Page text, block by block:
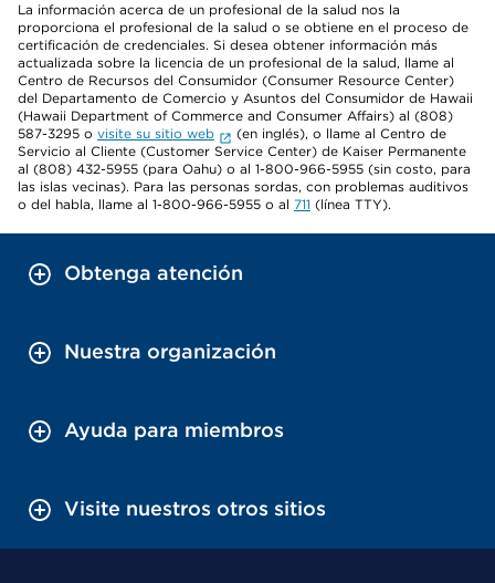
La información acerca de un profesional de la salud nos la
proporciona el profesional de la salud o se obtiene en el proceso de
certificación de credenciales. Si desea obtener información más
actualizada sobre la licencia de un profesional de la salud, llame al
Centro de Recursos del Consumidor (Consumer Resource Center)
del Departamento de Comercio y Asuntos del Consumidor de Hawaii
(Hawaii Department of Commerce and Consumer Affairs) al (808)
587-3295 o visite su sitio web
(en inglés), o llame al Centro de
Servicio al Cliente (Customer Service Center) de Kaiser Permanente
al (808) 432-5955 (para Oahu) o al 1-800-966-5955 (sin costo, para
las islas vecinas). Para las personas sordas, con problemas auditivos
o del habla, llame al 1-800-966-5955 o al 711 (línea TTY).
Obtenga atención
Nuestra organización
Ayuda para miembros
Visite nuestros otros sitios